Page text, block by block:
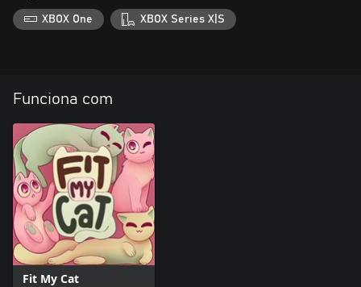
XBOX One XBOX Series X|S
Funciona com
Fit My Cat